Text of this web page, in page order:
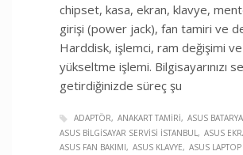
chipset, kasa, ekran, klavye,
girişi (power jack), fan tamiri ve
Harddisk, işlemci, ram değişimi ve
yükseltme işlemi. Bilgisayarınızı
getirdiğinizde süreç şu
ADAPTÖR ANAKART TAMIRI
ASUS BATARYA
ASUS BILGISAYAR SERVISI İSTANBUL ASUS
ASUS FAN BAKIMI
ASUS KLAVYE
ASUS